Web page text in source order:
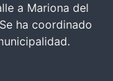
a Mariona del
ha coordinado